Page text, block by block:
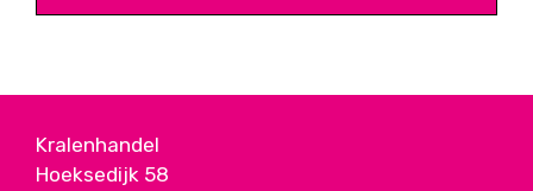
Kralenhandel
Hoeksedijk 58